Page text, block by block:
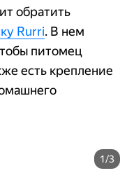
обратить
Rurri. В нем
питомец
есть крепление
1/3